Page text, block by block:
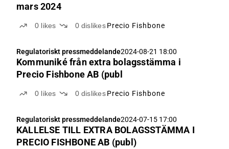
mars 2024
0 likes 0 dislikes Precio Fishbone
Regulatoriskt pressmeddelande2024-08-21 18:00
Kommuniké från extra bolagsstämma i
Precio Fishbone AB (publ
0 likes 0 dislikes Precio Fishbone
Regulatoriskt pressmeddelande2024-07-15 17:00
KALLELSE TILL EXTRA BOLAGSSTÄMMA I
PRECIO FISHBONE AB (publ)